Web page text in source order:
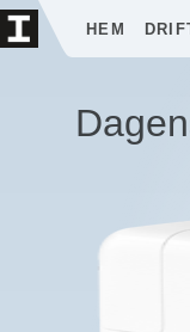
HEM